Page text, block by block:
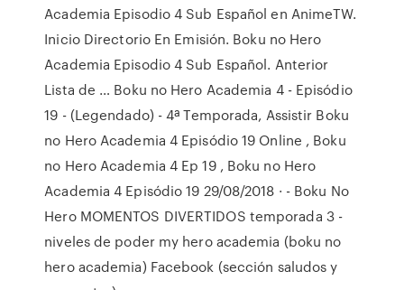
Academia Episodio 4 Sub Español en AnimeTW.
Inicio Directorio En Emisión. Boku no Hero
Academia Episodio 4 Sub Español. Anterior
Lista de … Boku no Hero Academia 4 - Episódio
19 - (Legendado) - 4ª Temporada, Assistir Boku
no Hero Academia 4 Episódio 19 Online , Boku
no Hero Academia 4 Ep 19 , Boku no Hero
Academia 4 Episódio 19 29/08/2018 · - Boku No
Hero MOMENTOS DIVERTIDOS temporada 3 -
niveles de poder my hero academia (boku no
hero academia) Facebook (sección saludos y